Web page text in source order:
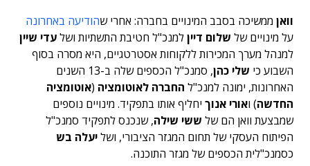
וואן ממשיכה בסבב המינויים בחברה: אחרי שהודיעה באחרונה
על מינויים של שלום דייןלמנכ"ל חטיבת התשתיות ושלעדי שיין
למנהל מערך המכירות ללקוחות אסטרטגיים, היא מסרה בסוף
השבוע כי שלי כהן
, סמנכ"ל הכספים שלה ב-13 השנים
האחרונות, ימונה למנכ"ל החברה לאוטומציה (אוטומציה
החדשה) ואורי אנוך יחליף אותו בתפקיד. מינויים נוספים
שמבצעת וואן הם של ששי שילה, שנכנס לתפקיד סמנכ"ל
הפיתוח העסקי של תחום המגזר הציבורי, ושליעלה בש
כסמנכ"לית הכספים של מגזר התוכנה.